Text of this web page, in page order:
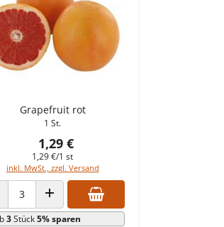
Grapefruit rot
1 St.
1,29 €
1,29 €/1 st
inkl. MwSt., zzgl. Versand
VERRINGERN
ANZAHL ERHÖHEN
3Stück5% sparen